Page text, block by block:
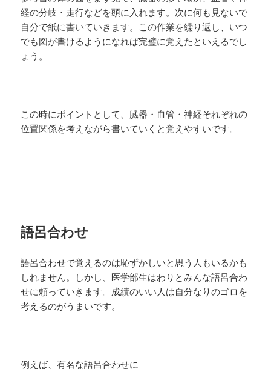
経の分岐・走行などを頭に入れます。次に何も見ないで
自分で紙に書いていきます。この作業を繰り返し、いつ
でも図が書けるようになれば完璧に覚えたといえるでし
ょう。
この時にポイントとして、臓器・血管・神経それぞれの
位置関係を考えながら書いていくと覚えやすいです。
語呂合わせ
語呂合わせで覚えるのは恥ずかしいと思う人もいるかも
しれません。しかし、医学部生はわりとみんな語呂合わ
せに頼っていきます。成績のいい人は自分なりのゴロを
考えるのがうまいです。
例えば、有名な語呂合わせに